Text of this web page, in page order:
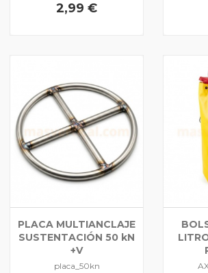
2,99 €
PLACA MULTIANCLAJE
SUSTENTACIÓN 50 kN
+V
placa_50kn